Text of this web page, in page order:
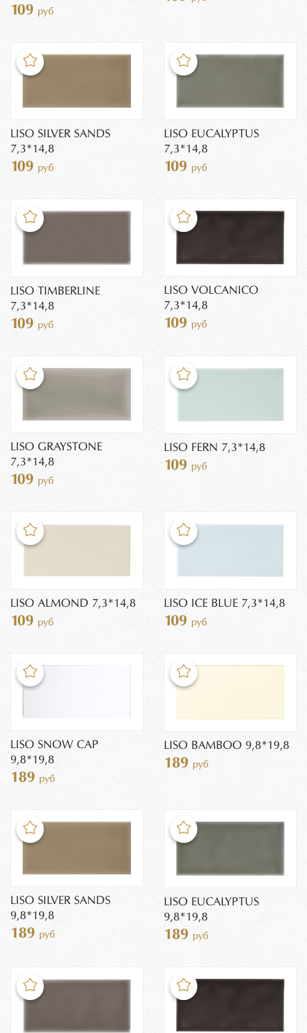
109 руб
LISO SILVER SANDS
7,3*14,8
109 руб
LISO EUCALYPTUS
7,3*14,8
109 руб
LISO TIMBERLINE
7,3*14,8
109 руб
LISO VOLCANICO
7,3*14,8
109 руб
LISO GRAYSTONE
7,3*14,8
109 руб
LISO FERN 7,3*14,8
109 руб
LISO ALMOND 7,3*14,8
109 руб
LISO ICE BLUE 7,3*14,8
109 руб
LISO SNOW CAP
9,8*19,8
189 руб
LISO BAMBOO 9,8*19,8
189 руб
LISO SILVER SANDS
9,8*19,8
189 руб
LISO EUCALYPTUS
9,8*19,8
189 руб